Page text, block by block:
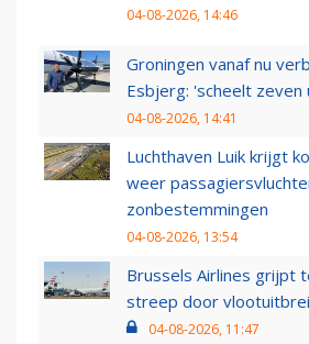
04-08-2026, 14:46
Groningen vanaf nu
Esbjerg: 'scheelt zeven
04-08-2026, 14:41
Luchthaven Luik krijgt
weer
zonbestemmingen
04-08-2026, 13:54
Brussels Airlines grijpt
streep door
04-08-2026, 11:47